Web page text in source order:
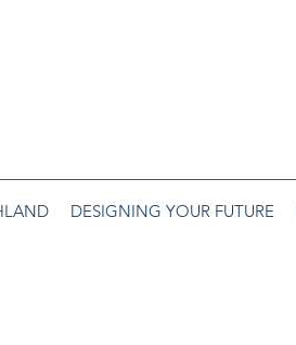
DESIGNING YOUR FUTURE